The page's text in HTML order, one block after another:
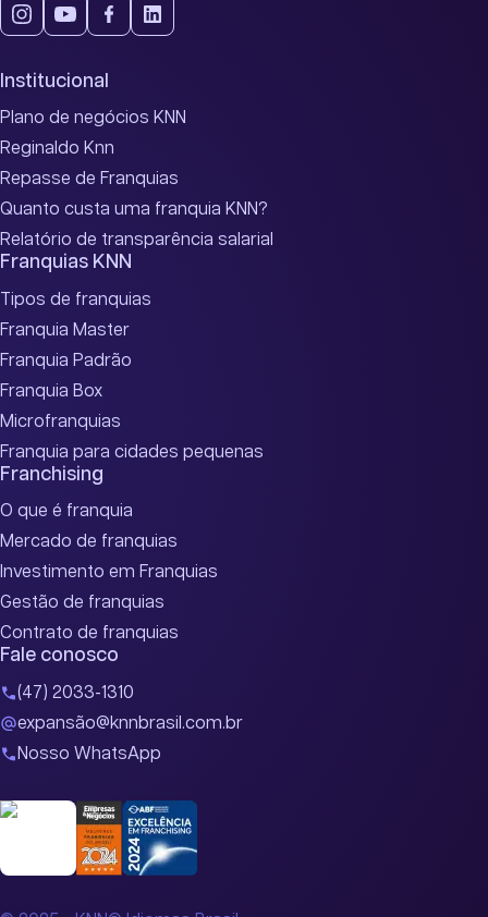
Institucional
Plano de negócios KNN
Reginaldo Knn
Repasse de Franquias
Quanto custa uma franquia KNN?
Relatório de transparência salarial
Franquias KNN
Tipos de franquias
Franquia Master
Franquia Padrão
Franquia Box
Microfranquias
Franquia para cidades pequenas
Franchising
O que é franquia
Mercado de franquias
Investimento em Franquias
Gestão de franquias
Contrato de franquias
Fale conosco
(47) 2033-1310
expansão@knnbrasil.com.br
Nosso WhatsApp